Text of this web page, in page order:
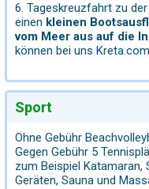
6. Tageskreuzfahrt zu
einen kleinen
vom Meer aus auf die
können bei uns
Sport
Ohne Gebühr
Gegen Gebühr 5
zum Beispiel Katamaran,
Geräten, Sauna und